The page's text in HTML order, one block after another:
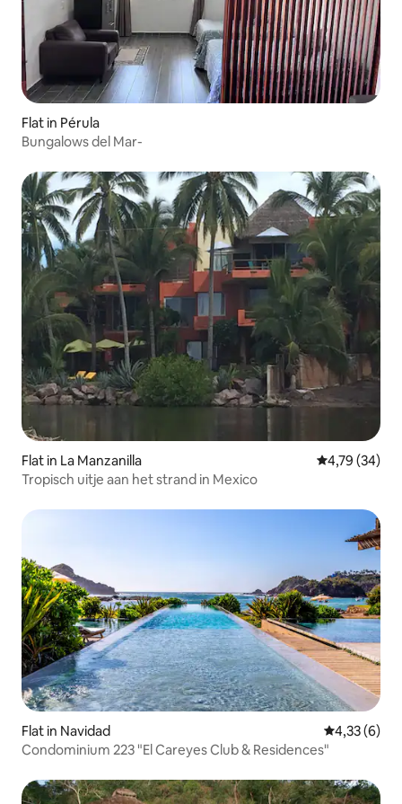
Flat in Pérula
Bungalows del Mar-
Flat in La Manzanilla Gemiddelde
4,79 (34)
Tropisch uitje aan het strand in Mexico
Flat in Navidad
4,33 (6)
Condominium 223 "El Careyes Club & Residences"